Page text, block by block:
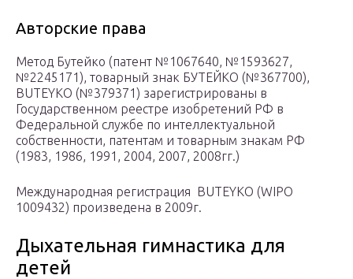
Авторские права
Метод Бутейко (патент №1067640, №1593627,
№2245171), товарный знак БУТЕЙКО (№367700),
BUTEYKO (№379371) зарегистрированы в
Государственном реестре изобретений РФ в
Федеральной службе по интеллектуальной
собственности, патентам и товарным знакам РФ
(1983, 1986, 1991, 2004, 2007, 2008гг.)
Международная регистрация BUTEYKO (WIPO
1009432) произведена в 2009г.
Дыхательная гимнастика для
детей